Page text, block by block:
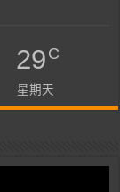
29C
星期天